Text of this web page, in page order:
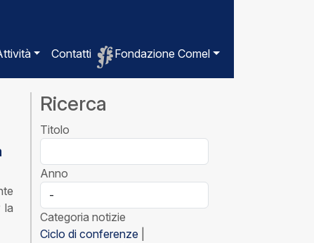
Contatti Fondazione Comel
la
Ricerca
Titolo
Anno
Categoria notizie
Ciclo di conferenze